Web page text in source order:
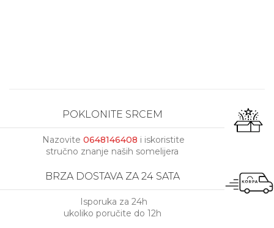
POKLONITE SRCEM
Nazovite 0648146408 i iskoristite
stručno znanje naših somelijera
BRZA DOSTAVA ZA 24 SATA
Isporuka za 24h
ukoliko poručite do 12h